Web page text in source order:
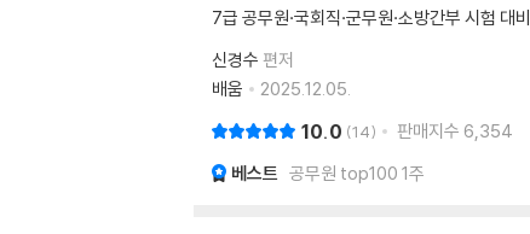
7급 공무원·국회직·군무원·소방간부 시험 대비
신경수 편저
배움
2025.12.05.
10.0 14 판매지수 6,354
베스트 공무원 top100 1주